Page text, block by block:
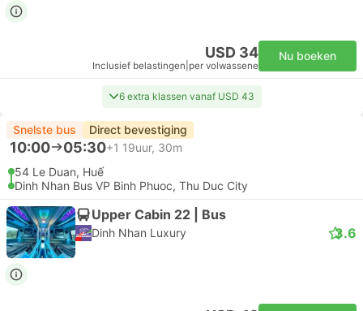
USD 34
Inclusief belastingen per volwassene
Nu boeken
6 extra klassen vanaf USD 43
Snelste bus Direct bevestiging
10:00 05:30+1 19uur, 30m
54 Le Duan, Huế
Dinh Nhan Bus VP Binh Phuoc, Thu Duc City
Upper Cabin 22 | Bus
Dinh Nhan Luxury 3.6